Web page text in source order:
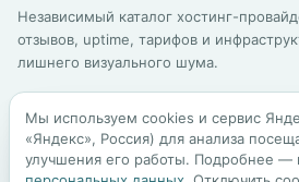
Независимый каталог хостинг-
отзывов, uptime, тарифов и
лишнего визуального шума.
Шаблоны сайтовБлогМетодология
Мы используем cookies и сервис
«Яндекс», Россия) для анализа
улучшения его работы. Подробнее —